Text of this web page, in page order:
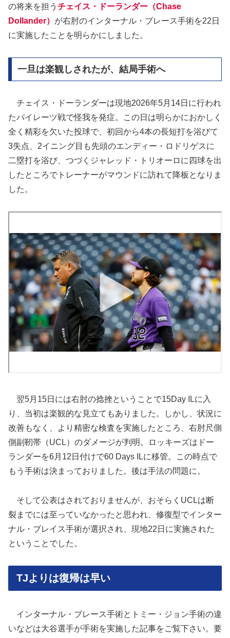
の将来を担う チェイス・ドーランダー（Chase
Dollander） が右肘のインターナル・ブレース手術を22日
に実施したことを明らかにしました。
一旦は楽観しされたが、結局手術へ
チェイス・ドーランダーは現地2026年5月14日に行われ
たパイレーツ戦で怪我を発症。この日は明らかにおかしく
全く精彩を欠いた投球で、初回から4本の長短打を浴びて
3失点、2イニング目も先頭のエンディー・ロドリゲスに
二塁打を浴び、つづくジャレッド・トリオーロに四球を出
したところでトレーナーがマウンドに訪れて降板となりま
した。
翌5月15日には右肘の捻挫ということで15Day ILに入
り、当初は楽観的な見立てもありました。しかし、状況に
改善もなく、より精密な検査を実施したところ、右肘尺側
側副靭帯（UCL）のダメージが判明。ロッキーズはドー
ランダーを6月12日付けで60 Days ILに移管。この時点で
もう手術は決まっておりました。後は手法の問題に。
そして公表はされておりませんが、おそらくUCLは断
裂までには至っていなかったと思われ、修復型でインター
ナル・ブレイス手術が選択され、現地22日に実施された
ということでした。
TJよりは復帰は早い
インターナル・ブレース手術とトミー・ジョン手術の違
いなどは大谷選手が手術を実施した記事をご覧下さい。要